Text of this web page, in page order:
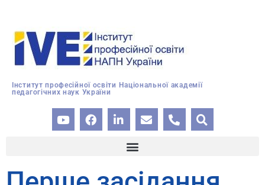
Інститут професійної освіти Національної академії
педагогічних наук України